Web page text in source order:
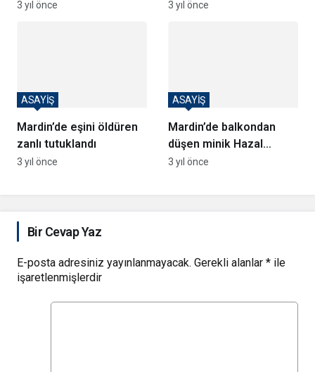
2 yaralı
3 yıl önce
bilgilendirildi
3 yıl önce
Mardin’de eşini öldüren
zanlı tutuklandı
ASAYİŞ
3 yıl önce
Mardin’de balkondan
düşen minik Hazal
hayatını kaybetti
ASAYİŞ
3 yıl önce
Bir Cevap Yaz
E-posta adresiniz yayınlanmayacak. Gerekli alanlar * ile
işaretlenmişlerdir